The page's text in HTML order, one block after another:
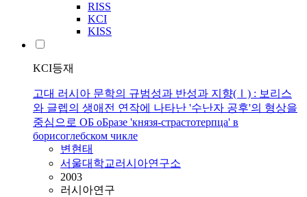
RISS
KCI
KISS
KCI등재
고대 러시아 문학의 규범성과 반성과 지향(Ⅰ) : 보리스
와 글렙의 생애전 연작에 나타난 '수난자 공후'의 형상을
중심으로 ОБ оБразе 'князя-страстотерпца' в
борисоглебском чикле
변현태
서울대학교러시아연구소
2003
러시아연구